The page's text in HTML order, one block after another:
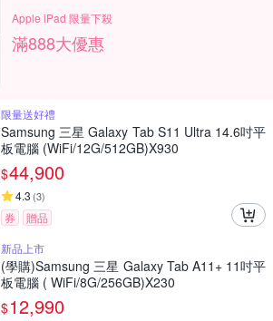
Apple iPad 限量下殺
滿888大優惠
限量送好禮
Samsung 三星 Galaxy Tab S11 Ultra 14.6吋平
板電腦 (WiFi/12G/512GB)X930
$44,900
4.3 (3)
券
贈品
新品上市
(學購)Samsung 三星 Galaxy Tab A11+ 11吋平
板電腦 ( WiFi/8G/256GB)X230
$12,990